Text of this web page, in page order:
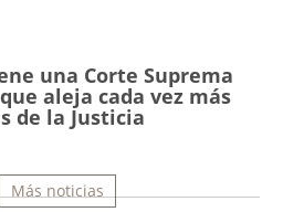
una Corte Suprema
aleja cada vez más
de la Justicia
Más noticias